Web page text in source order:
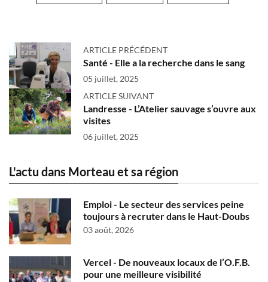
ARTICLE PRÉCÉDENT
Santé - Elle a la recherche dans le sang
05 juillet, 2025
ARTICLE SUIVANT
Landresse - L’Atelier sauvage s’ouvre aux
visites
06 juillet, 2025
L'actu dans Morteau et sa région
Emploi - Le secteur des services peine
toujours à recruter dans le Haut-Doubs
03 août, 2026
Vercel - De nouveaux locaux de l’O.F.B.
pour une meilleure visibilité